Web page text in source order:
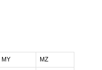
MY MZ